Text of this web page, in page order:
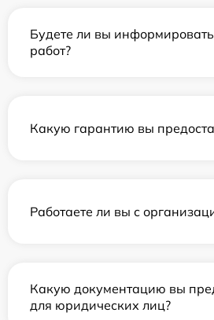
Будете ли вы
работ?
Какую гарантию вы
Работаете ли вы с
Какую документацию вы
для юридических лиц?